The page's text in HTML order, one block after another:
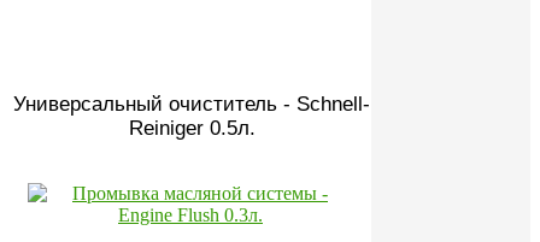
Универсальный очиститель - Schnell-
Reiniger 0.5л.